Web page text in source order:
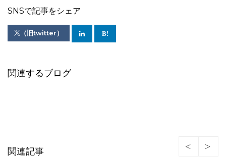
SNSで記事をシェア
（旧twitter）
関連するブログ
関連記事